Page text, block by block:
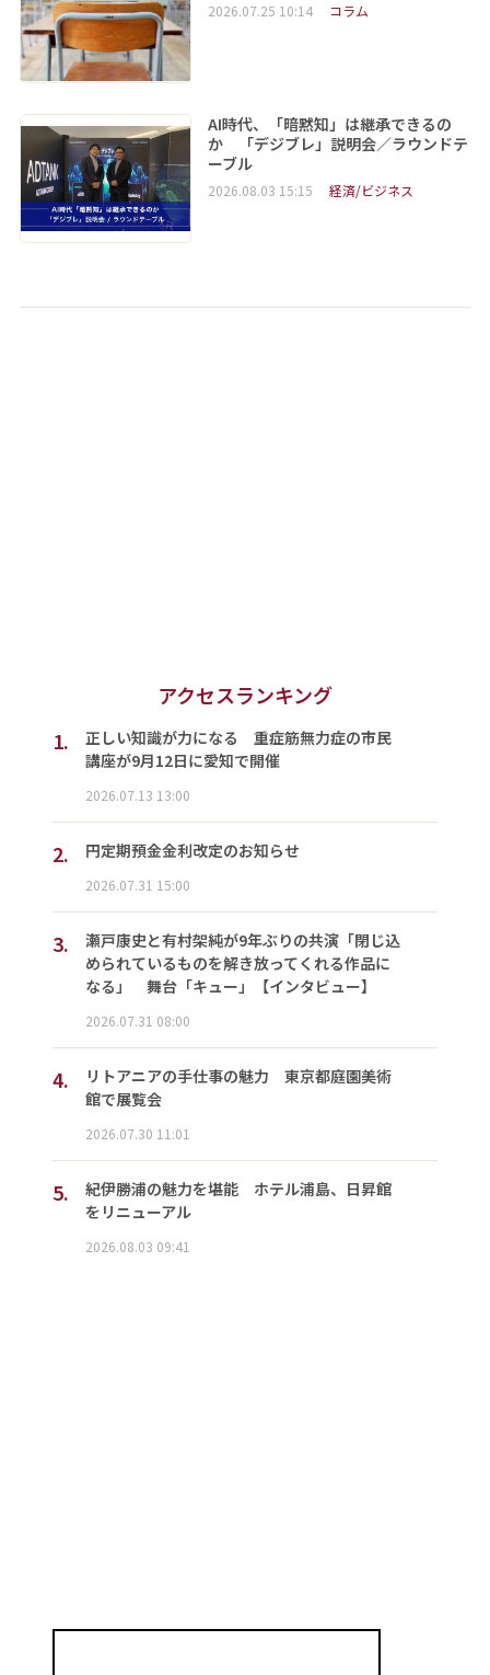
2026.07.25 10:14 コラム
AI時代、「暗黙知」は継承できるの
か 「デジブレ」説明会／ラウンドテ
ーブル
2026.08.03 15:15 経済/ビジネス
アクセスランキング
1.
正しい知識が力になる 重症筋無力症の市民
講座が9月12日に愛知で開催
2026.07.13 13:00
2. 円定期預金金利改定のお知らせ
2026.07.31 15:00
3.
瀬戸康史と有村架純が9年ぶりの共演「閉じ込
められているものを解き放ってくれる作品に
なる」 舞台「キュー」【インタビュー】
2026.07.31 08:00
4.
リトアニアの手仕事の魅力 東京都庭園美術
館で展覧会
2026.07.30 11:01
5.
紀伊勝浦の魅力を堪能 ホテル浦島、日昇館
をリニューアル
2026.08.03 09:41